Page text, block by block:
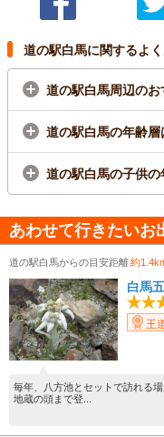
道の駅白馬に関するよ
道の駅白馬周辺のお
道の駅白馬の年齢層
道の駅白馬の子供の
あわせて行きたいお
道の駅白馬からの目安距離約
白馬
王
毎年、八方池とセットで訪れる
地蔵の頭まで登...